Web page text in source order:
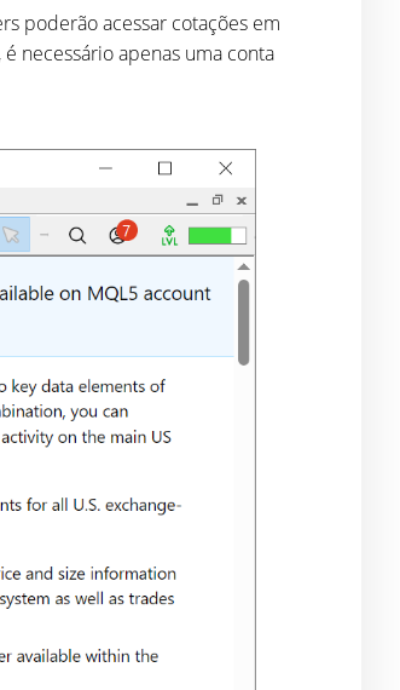
poderão acessar cotações em
necessário apenas uma conta